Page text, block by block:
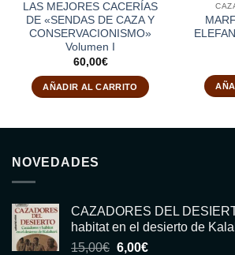
LAS MEJORES CACERÍAS
DE «SENDAS DE CAZA Y
CONSERVACIONISMO»
Volumen I
60,00€
AÑADIR AL CARRITO
NOVEDADES
CAZADORES DEL
habitat en el desierto de
15,00€ El
6,00€El